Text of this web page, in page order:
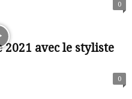
0
2021 avec le styliste
0